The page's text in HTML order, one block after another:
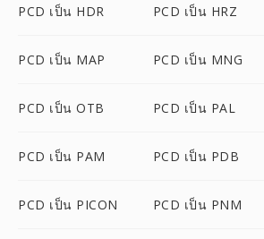
PCD เป็น HDR PCD เป็น HRZ
PCD เป็น MAP PCD เป็น MNG
PCD เป็น OTB PCD เป็น PAL
PCD เป็น PAM PCD เป็น PDB
PCD เป็น PICON PCD เป็น PNM